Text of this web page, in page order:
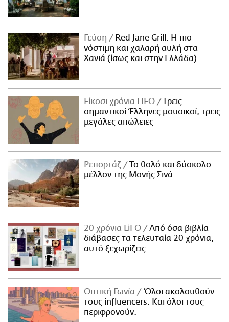
Γεύση
Red Jane Grill: Η πιο
νόστιμη και χαλαρή αυλή στα
Χανιά (ίσως και στην Ελλάδα)
Είκοσι χρόνια LIFO
Tρεις
σημαντικοί Έλληνες μουσικοί, τρεις
μεγάλες απώλειες
Ρεπορτάζ
Το θολό και δύσκολο
μέλλον της Μονής Σινά
20 χρόνια LiFO
Από όσα βιβλία
διάβασες τα τελευταία 20 χρόνια,
αυτό ξεχωρίζεις
Οπτική Γωνία
Όλοι ακολουθούν
τους influencers. Και όλοι τους
περιφρονούν.